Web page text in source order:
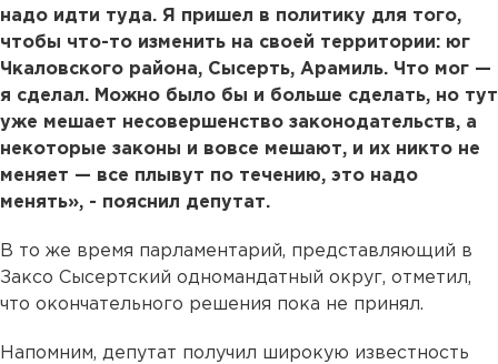
надо идти туда. Я пришел в политику для того,
чтобы что-то изменить на своей территории: юг
Чкаловского района, Сысерть, Арамиль. Что мог —
я сделал. Можно было бы и больше сделать, но тут
уже мешает несовершенство законодательств, а
некоторые законы и вовсе мешают, и их никто не
меняет — все плывут по течению, это надо
менять», - пояснил депутат.
В то же время парламентарий, представляющий в
Заксо Сысертский одномандатный округ, отметил,
что окончательного решения пока не принял.
Напомним, депутат получил широкую известность